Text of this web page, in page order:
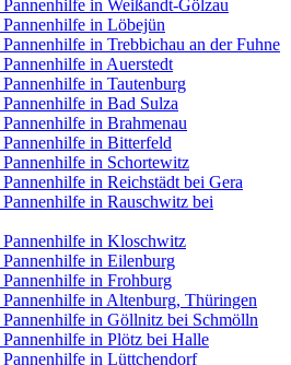
in Weißandt-Gölzau
in Löbejün
in Trebbichau an der Fuhne
in Auerstedt
in Tautenburg
in Bad Sulza
in Brahmenau
in Bitterfeld
in Schortewitz
in Reichstädt bei Gera
in Rauschwitz bei
in Kloschwitz
in Eilenburg
in Frohburg
in Altenburg, Thüringen
in Göllnitz bei Schmölln
in Plötz bei Halle
in Lüttchendorf